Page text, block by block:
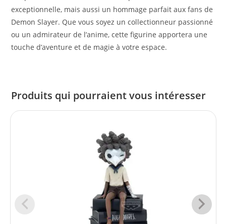
exceptionnelle, mais aussi un hommage parfait aux fans de
Demon Slayer. Que vous soyez un collectionneur passionné
ou un admirateur de l’anime, cette figurine apportera une
touche d’aventure et de magie à votre espace.
Produits qui pourraient vous intéresser